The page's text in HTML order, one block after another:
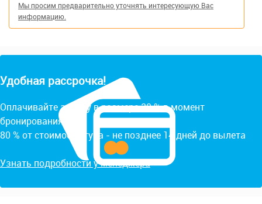
Мы просим предварительно уточнять интересующую Вас
информацию.
Удобная рассрочка!
Оплачивайте заявку в размере 20 % в момент
бронирования.
80 % от стоимости тура - не позднее 14 дней до вылета
Узнать подробности у менеджера